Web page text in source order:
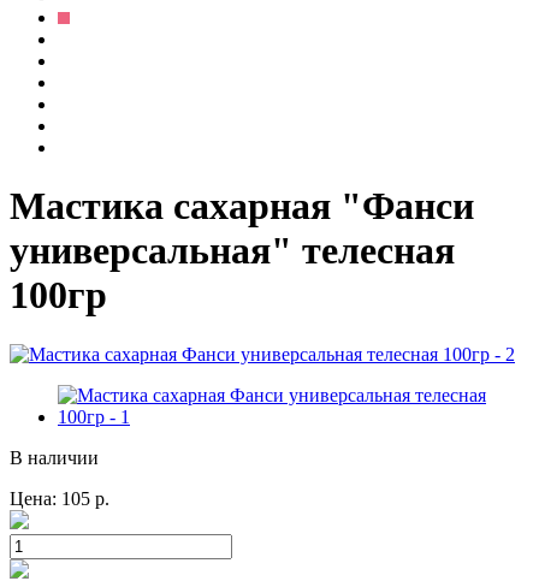
Мастика сахарная "Фанси
универсальная" телесная
100гр
В наличии
Цена: 105 р.